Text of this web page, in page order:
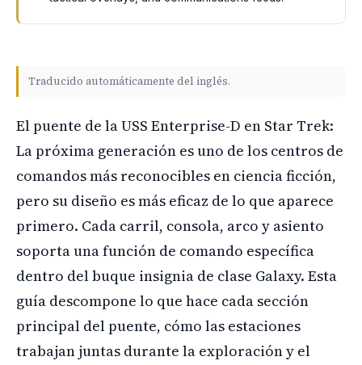
Traducido automáticamente del inglés.
El puente de la USS Enterprise-D en Star Trek:
La próxima generación es uno de los centros de
comandos más reconocibles en ciencia ficción,
pero su diseño es más eficaz de lo que aparece
primero. Cada carril, consola, arco y asiento
soporta una función de comando específica
dentro del buque insignia de clase Galaxy. Esta
guía descompone lo que hace cada sección
principal del puente, cómo las estaciones
trabajan juntas durante la exploración y el